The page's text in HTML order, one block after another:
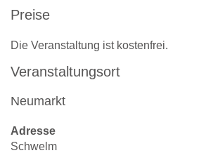
Preise
Die Veranstaltung ist kostenfrei.
Veranstaltungsort
Neumarkt
Adresse
Schwelm